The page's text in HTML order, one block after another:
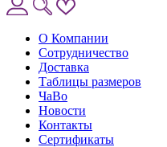
О Компании
Сотрудничество
Доставка
Таблицы размеров
ЧаВо
Новости
Контакты
Сертификаты